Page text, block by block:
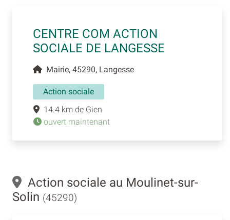
CENTRE COM ACTION
SOCIALE DE LANGESSE
Mairie, 45290, Langesse
Action sociale
14.4 km de Gien
ouvert maintenant
Action sociale au Moulinet-sur-
Solin (45290)